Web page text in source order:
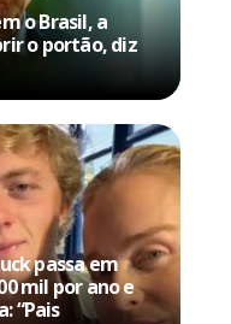
o Brasil, a
o portão, diz
passa em
mil por ano e
“Pais